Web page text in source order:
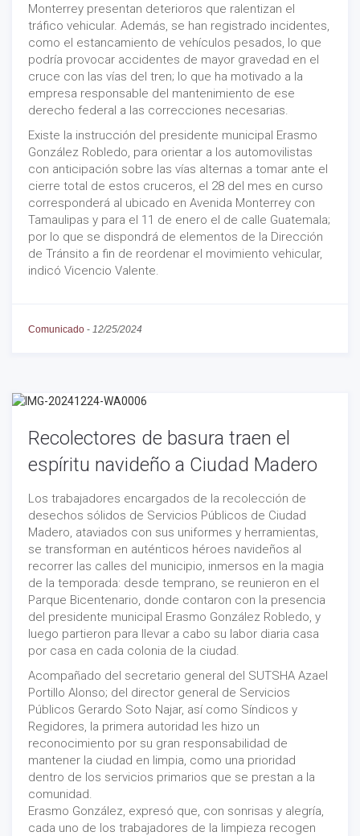
Monterrey presentan deterioros que ralentizan el
tráfico vehicular. Además, se han registrado incidentes,
como el estancamiento de vehículos pesados, lo que
podría provocar accidentes de mayor gravedad en el
cruce con las vías del tren; lo que ha motivado a la
empresa responsable del mantenimiento de ese
derecho federal a las correcciones necesarias.
Existe la instrucción del presidente municipal Erasmo
González Robledo, para orientar a los automovilistas
con anticipación sobre las vías alternas a tomar ante el
cierre total de estos cruceros, el 28 del mes en curso
corresponderá al ubicado en Avenida Monterrey con
Tamaulipas y para el 11 de enero el de calle Guatemala;
por lo que se dispondrá de elementos de la Dirección
de Tránsito a fin de reordenar el movimiento vehicular,
indicó Vicencio Valente.
Comunicado - 12/25/2024
Recolectores de basura traen el
espíritu navideño a Ciudad Madero
Los trabajadores encargados de la recolección de
desechos sólidos de Servicios Públicos de Ciudad
Madero, ataviados con sus uniformes y herramientas,
se transforman en auténticos héroes navideños al
recorrer las calles del municipio, inmersos en la magia
de la temporada: desde temprano, se reunieron en el
Parque Bicentenario, donde contaron con la presencia
del presidente municipal Erasmo González Robledo, y
luego partieron para llevar a cabo su labor diaria casa
por casa en cada colonia de la ciudad.
Acompañado del secretario general del SUTSHA Azael
Portillo Alonso; del director general de Servicios
Públicos Gerardo Soto Najar, así como Síndicos y
Regidores, la primera autoridad les hizo un
reconocimiento por su gran responsabilidad de
mantener la ciudad en limpia, como una prioridad
dentro de los servicios primarios que se prestan a la
comunidad.
Erasmo González, expresó que, con sonrisas y alegría,
cada uno de los trabajadores de la limpieza recogen